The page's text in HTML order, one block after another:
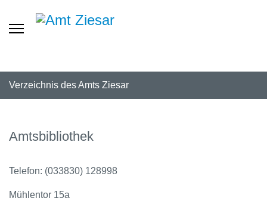
Verzeichnis des Amts Ziesar
Amtsbibliothek
Telefon: (033830) 128998
Mühlentor 15a